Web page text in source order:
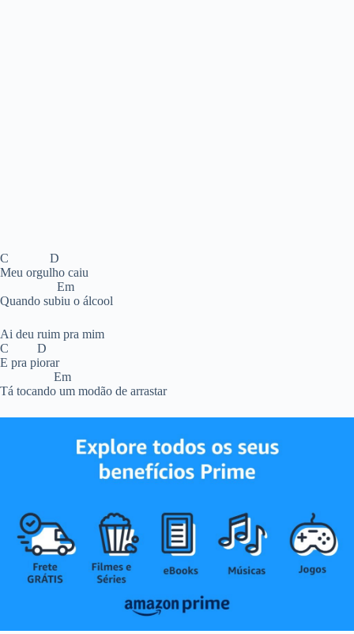
C D
Meu orgulho caiu
Em
Quando subiu o álcool
Ai deu ruim pra mim
C D
E pra piorar
Em
Tá tocando um modão de arrastar